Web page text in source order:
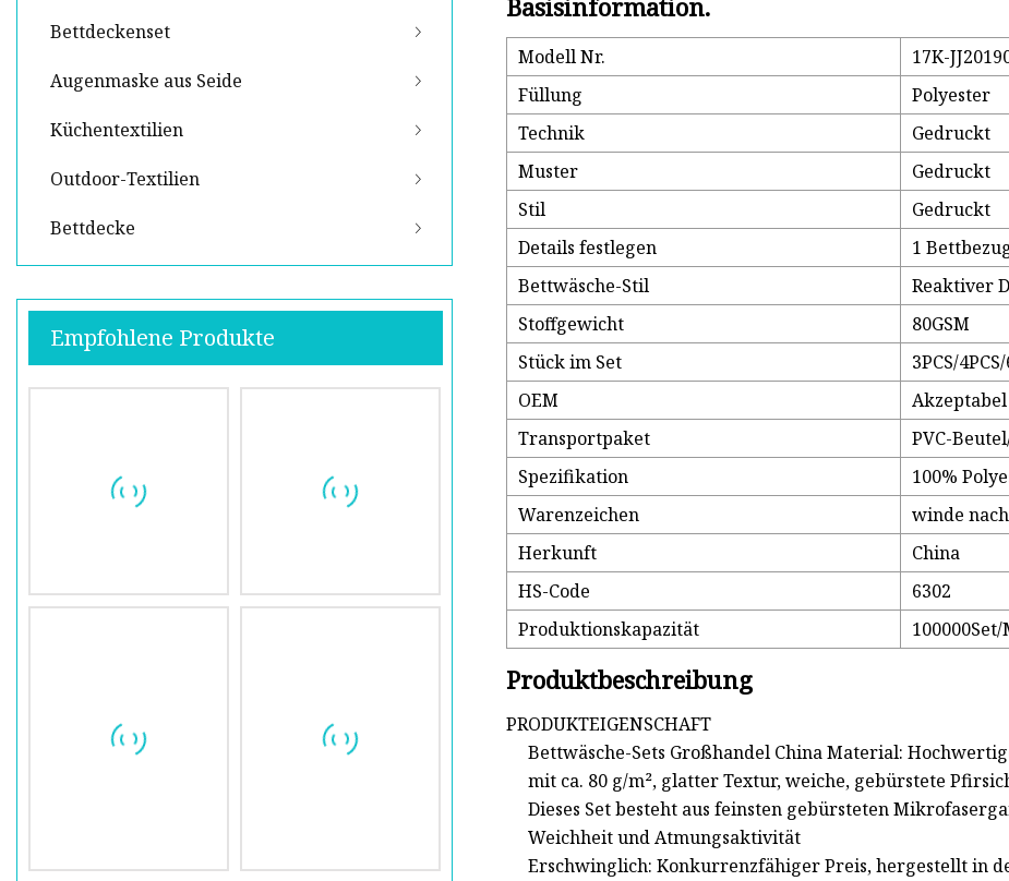
Bettdeckenset
Augenmaske aus Seide
Küchentextilien
Outdoor-Textilien
Bettdecke
Empfohlene Produkte
Basisinformation.
Modell Nr.
17K-
Füllung
Polyester
Technik
Gedruckt
Muster
Gedruckt
Stil
Gedruckt
Details festlegen
1
Bettwäsche-Stil
Reaktiver
Stoffgewicht
80GSM
Stück im Set
3PCS/
OEM
Akzeptabel
Transportpaket
PVC-
Spezifikation
100%
Warenzeichen
winde
Herkunft
China
HS-Code
6302
Produktionskapazität
Produktbeschreibung
PRODUKTEIGENSCHAFT
Bettwäsche-Sets Großhandel China Material:
mit ca. 80 g/m², glatter Textur, weiche, gebürstete
Dieses Set besteht aus feinsten gebürsteten
Weichheit und Atmungsaktivität
Erschwinglich: Konkurrenzfähiger Preis, hergestellt in